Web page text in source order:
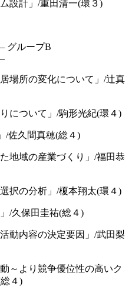
設計」/重田清一(環３)
ープB
場所の変化について」/辻真
について」/駒形光紀(環４)
/佐久間真穂(総４)
地域の産業づくり」/福田恭
択の分析」/榎本翔太(環４)
/久保田圭祐(総４)
動内容の決定要因」/武田梨
～より競争優位性の高いク
４)